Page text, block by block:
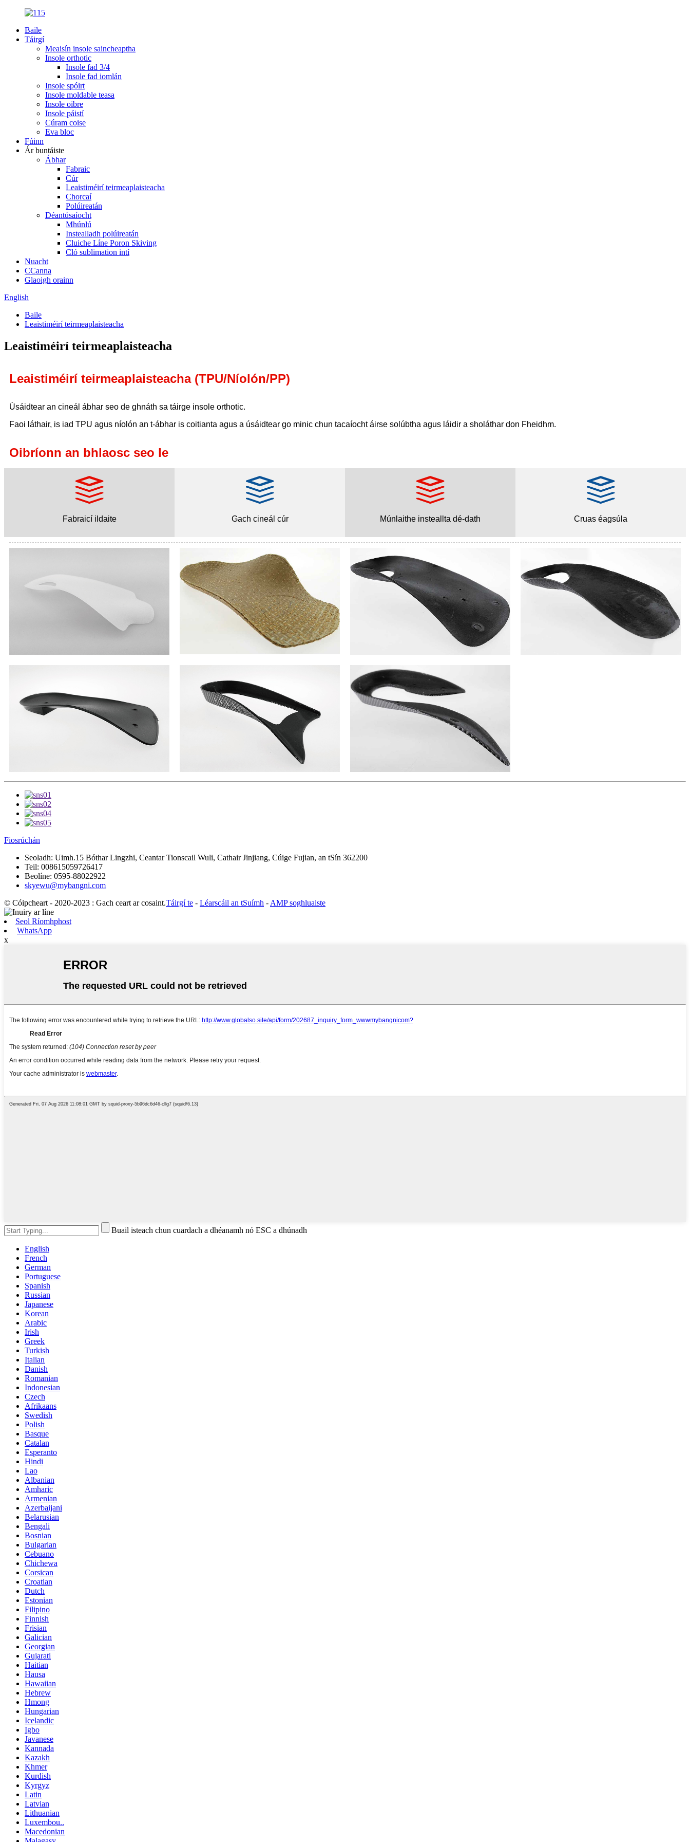
Baile
Táirgí
Meaisín insole saincheaptha
Insole orthotic
Insole fad 3/4
Insole fad iomlán
Insole spóirt
Insole moldable teasa
Insole oibre
Insole páistí
Cúram coise
Eva bloc
Fúinn
Ár buntáiste
Ábhar
Fabraic
Cúr
Leaistiméirí teirmeaplaisteacha
Chorcaí
Polúireatán
Déantúsaíocht
Mhúnlú
Instealladh polúireatán
Cluiche Líne Poron Skiving
Cló sublimation intí
Nuacht
CCanna
Glaoigh orainn
English
Baile
Leaistiméirí teirmeaplaisteacha
Leaistiméirí teirmeaplaisteacha
Leaistiméirí teirmeaplaisteacha (TPU/Níolón/PP)
Úsáidtear an cineál ábhar seo de ghnáth sa táirge insole orthotic.
Faoi láthair, is iad TPU agus níolón an t-ábhar is coitianta agus a úsáidtear go minic chun tacaíocht áirse solúbtha agus láidir a sholáthar don Fheidhm.
Oibríonn an bhlaosc seo le
Fabraicí ildaite Gach cineál cúr Múnlaithe insteallta dé-dath Cruas éagsúla
Fiosrúchán
Seoladh: Uimh.15 Bóthar Lingzhi, Ceantar Tionscail Wuli, Cathair Jinjiang, Cúige Fujian, an tSín 362200
Teil: 008615059726417
Beolíne: 0595-88022922
skyewu@mybangni.com
© Cóipcheart - 2020-2023 : Gach ceart ar cosaint.Táirgí te - Léarscáil an tSuímh - AMP soghluaiste
Seol Ríomhphost
WhatsApp
x
Buail isteach chun cuardach a dhéanamh nó ESC a dhúnadh
English
French
German
Portuguese
Spanish
Russian
Japanese
Korean
Arabic
Irish
Greek
Turkish
Italian
Danish
Romanian
Indonesian
Czech
Afrikaans
Swedish
Polish
Basque
Catalan
Esperanto
Hindi
Lao
Albanian
Amharic
Armenian
Azerbaijani
Belarusian
Bengali
Bosnian
Bulgarian
Cebuano
Chichewa
Corsican
Croatian
Dutch
Estonian
Filipino
Finnish
Frisian
Galician
Georgian
Gujarati
Haitian
Hausa
Hawaiian
Hebrew
Hmong
Hungarian
Icelandic
Igbo
Javanese
Kannada
Kazakh
Khmer
Kurdish
Kyrgyz
Latin
Latvian
Lithuanian
Luxembou..
Macedonian